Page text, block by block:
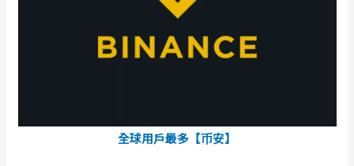
全球用戶最多【币安】